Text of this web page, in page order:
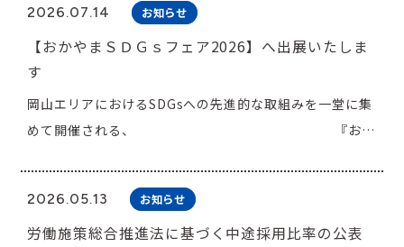
環境測定・分析 省エネ診断
安全・労務教育・工場安全診
2026.07.14 お知らせ
【おかやまＳＤＧｓフェア2026】へ出展いたしま
す
岡山エリアにおけるSDGsへの先進的な取組みを一堂に集
めて開催される、 『おか
した省エネお助け隊・補助金コンサルティング事業のご
紹介で、 数々の事業所診断実績をもち、補
2026.05.13 お知らせ
労働施策総合推進法に基づく中途採用比率の公表